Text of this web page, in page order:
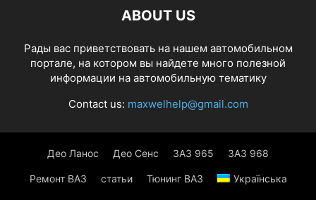
ABOUT US
Рады вас приветствовать на нашем автомобильном
портале, на котором вы найдете много полезной
информации на автомобильную тематику
Contact us: maxwelhelp@gmail.com
Део Ланос Део Сенс ЗАЗ 965 ЗАЗ 968
Ремонт ВАЗ статьи Тюнинг ВАЗ Українська